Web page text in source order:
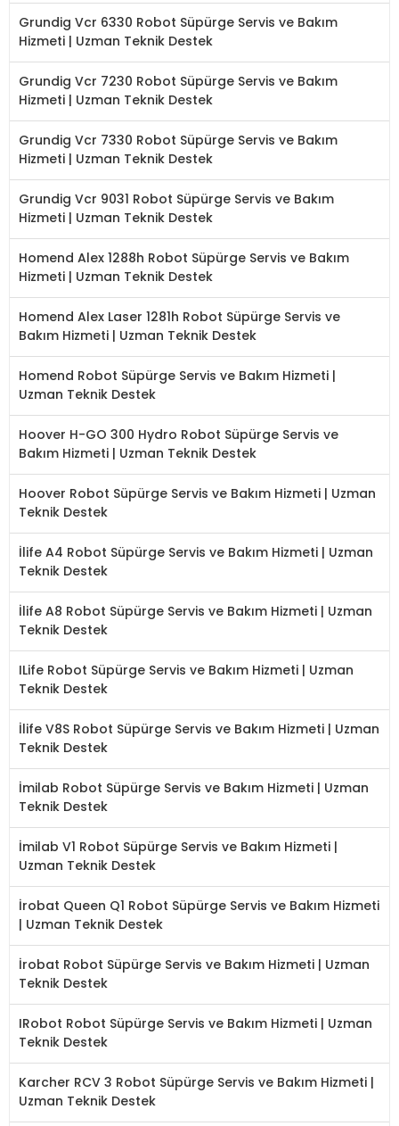
Grundig Vcr 6330 Robot Süpürge Servis ve Bakım
Hizmeti | Uzman Teknik Destek
Grundig Vcr 7230 Robot Süpürge Servis ve Bakım
Hizmeti | Uzman Teknik Destek
Grundig Vcr 7330 Robot Süpürge Servis ve Bakım
Hizmeti | Uzman Teknik Destek
Grundig Vcr 9031 Robot Süpürge Servis ve Bakım
Hizmeti | Uzman Teknik Destek
Homend Alex 1288h Robot Süpürge Servis ve Bakım
Hizmeti | Uzman Teknik Destek
Homend Alex Laser 1281h Robot Süpürge Servis ve
Bakım Hizmeti | Uzman Teknik Destek
Homend Robot Süpürge Servis ve Bakım Hizmeti |
Uzman Teknik Destek
Hoover H-GO 300 Hydro Robot Süpürge Servis ve
Bakım Hizmeti | Uzman Teknik Destek
Hoover Robot Süpürge Servis ve Bakım Hizmeti | Uzman
Teknik Destek
İlife A4 Robot Süpürge Servis ve Bakım Hizmeti | Uzman
Teknik Destek
İlife A8 Robot Süpürge Servis ve Bakım Hizmeti | Uzman
Teknik Destek
ILife Robot Süpürge Servis ve Bakım Hizmeti | Uzman
Teknik Destek
İlife V8S Robot Süpürge Servis ve Bakım Hizmeti | Uzman
Teknik Destek
İmilab Robot Süpürge Servis ve Bakım Hizmeti | Uzman
Teknik Destek
İmilab V1 Robot Süpürge Servis ve Bakım Hizmeti |
Uzman Teknik Destek
İrobat Queen Q1 Robot Süpürge Servis ve Bakım Hizmeti
| Uzman Teknik Destek
İrobat Robot Süpürge Servis ve Bakım Hizmeti | Uzman
Teknik Destek
IRobot Robot Süpürge Servis ve Bakım Hizmeti | Uzman
Teknik Destek
Karcher RCV 3 Robot Süpürge Servis ve Bakım Hizmeti |
Uzman Teknik Destek